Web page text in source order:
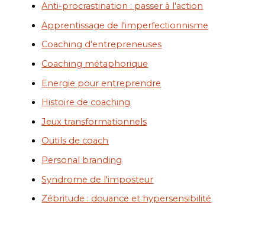
Anti-procrastination : passer à l'action
Apprentissage de l'imperfectionnisme
Coaching d'entrepreneuses
Coaching métaphorique
Energie pour entreprendre
Histoire de coaching
Jeux transformationnels
Outils de coach
Personal branding
Syndrome de l'imposteur
Zébritude : douance et hypersensibilité